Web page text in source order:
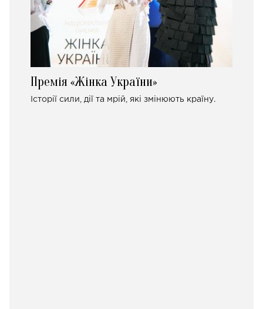
Премія «Жінка України»
Історії сили, дії та мрій, які змінюють країну.